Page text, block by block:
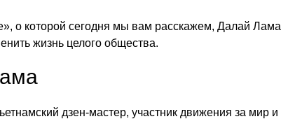
о которой сегодня мы вам расскажем, Далай Лама
жизнь целого общества.
дзен-мастер, участник движения за мир и